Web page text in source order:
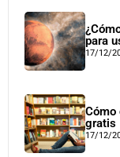
para
17/12/
Cómo
gratis
17/12/